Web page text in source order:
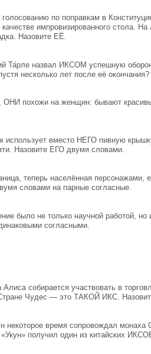
по поправкам в
импровизированного стола.
Назовите ЕЁ.
Та́рле назвал ИКСОМ успешную
несколько лет после её окончания?
ОНИ похожи на женщин: бывают
использует вместо НЕГО пивную
Назовите ЕГО двумя словами.
теперь населённая
словами на парные согласные.
было не только научной работой, но
согласными.
собирается участвовать в
Чудес — это ТАКОЙ ИКС.
некоторое время сопровождал
получил один из китайских